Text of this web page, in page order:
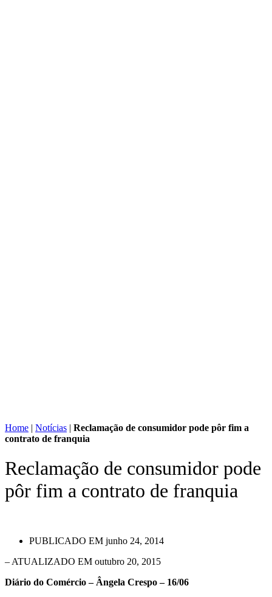
Home | Notícias | Reclamação de consumidor pode pôr fim a
contrato de franquia
Reclamação de consumidor pode
pôr fim a contrato de franquia
PUBLICADO EM junho 24, 2014
– ATUALIZADO EM outubro 20, 2015
Diário do Comércio – Ângela Crespo – 16/06